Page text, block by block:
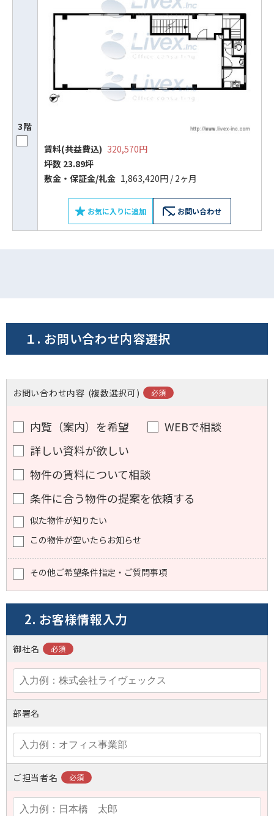
3階
賃料(共益費込) 320,570円
坪数 23.89坪
敷⾦‧保証⾦/礼⾦ 1,863,420円 / 2ヶ月
お気に入りに追加 お問い合わせ
ビルコード：
をお伝えいただくと
スムーズにご案内できます
0120-620-213
フォームでお問い合わせ
１. お問い合わせ内容選択
お問い合わせ内容 (複数選択可)
内覧（案内）を希望
WEBで相談
詳しい資料が欲しい
物件の賃料について相談
条件に合う物件の提案を依頼する
似た物件が知りたい
この物件が空いたらお知らせ
その他ご希望条件指定・ご質問事項
2. お客様情報入力
御社名
部署名
ご担当者名